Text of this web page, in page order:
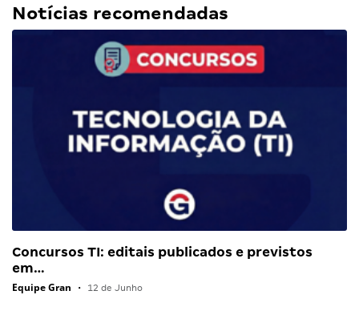
Notícias recomendadas
Concursos TI: editais publicados e previstos
em…
Equipe Gran • 12 de Junho